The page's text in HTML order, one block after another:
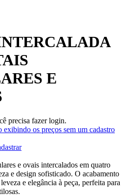
E
precisa fazer login.
exibindo os preços sem um cadastro
e ovais intercalados em quatro
e design sofisticado. O acabamento
e elegância à peça, perfeita para